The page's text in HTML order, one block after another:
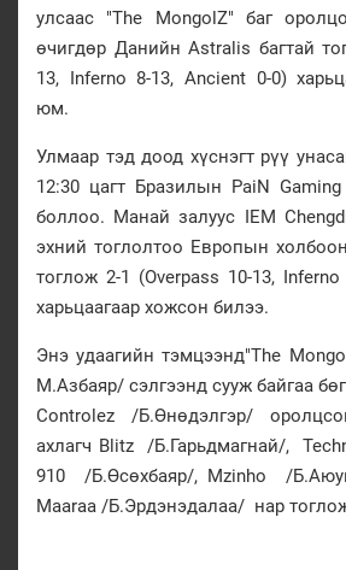
улсаас "The MongolZ" баг
өчигдөр Данийн Astralis багтай
13, Inferno 8-13, Ancient 0-0)
юм.
Улмаар тэд доод хүснэгт рүү
12:30 цагт Бразилын PaiN Gaming
боллоо. Манай залуус IEM
эхний тоглолтоо Европын
тоглож 2-1 (Overpass 10-13,
харьцаагаар хожсон билээ.
Энэ удаагийн тэмцээнд"The
М.Азбаяр/ сэлгээнд сууж байгаа
Сontrolez⁠ /Б.Өнөдэлгэр/
ахлагч Blitz /Б.Гарьдмагнай/,
910 /Б.Өсөхбаяр/, Mzinho /
Maaraa /Б.Эрдэнэдалаа/ нар